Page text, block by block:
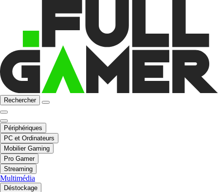
Rechercher
Périphériques
PC et Ordinateurs
Mobilier Gaming
Pro Gamer
Streaming
Multimédia
Déstockage